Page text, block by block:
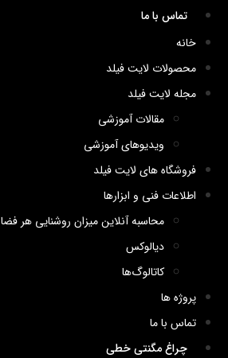
تماس با ما
خانه
محصولات لایت فیلد
مجله لایت فیلد
مقالات آموزشی
ویدیوهای آموزشی
فروشگاه های لایت فیلد
اطلاعات فنی و ابزارها
محاسبه آنلاین میزان روشنایی هر فضا
دیالوکس
کاتالوگ‌ها
پروژه ها
تماس با ما
چراغ مگنتی خطی